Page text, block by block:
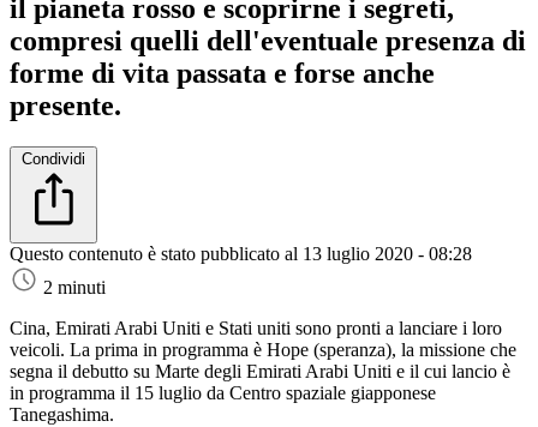
il pianeta rosso e scoprirne i segreti,
compresi quelli dell'eventuale presenza di
forme di vita passata e forse anche
presente.
Condividi
Questo contenuto è stato pubblicato al 13 luglio 2020 - 08:28
2 minuti
Cina, Emirati Arabi Uniti e Stati uniti sono pronti a lanciare i loro
veicoli. La prima in programma è Hope (speranza), la missione che
segna il debutto su Marte degli Emirati Arabi Uniti e il cui lancio è
in programma il 15 luglio da Centro spaziale giapponese
Tanegashima.